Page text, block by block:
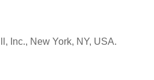
Inc., New York, NY, USA.